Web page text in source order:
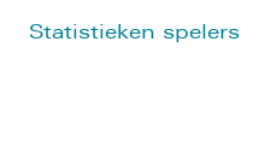
Statistieken spelers